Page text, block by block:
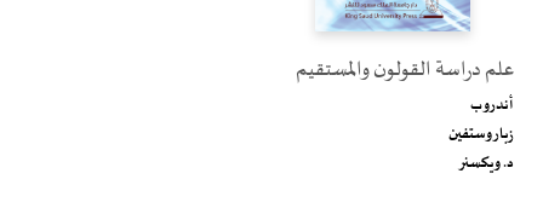
علم دراسة القولون والمستقيم
أندرو ب
زبار وستفين
د. ويكسنر